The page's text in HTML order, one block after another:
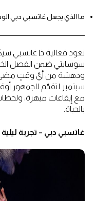
ما الذي يجعل غاتسبي دبي
تعود فعالية ذا غاتسبي
سوسايتي ضمن الفصل
سبتمبر لتقدّم للجمهور
مع إيقاعات مبهرة،
بالحياة.
غاتسبي دبي – تجربة